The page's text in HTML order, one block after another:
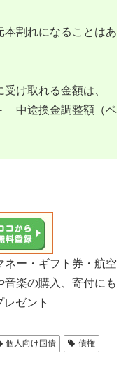
本割れになることはあ
け取れる金額は、
中途換金調整額（ペ
ネー・ギフト券・航空
楽の購入、寄付にも
ゼント
個人向け国債 債権